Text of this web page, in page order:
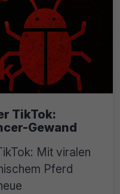
TikTok:
Gewand
Mit viralen
Pferd